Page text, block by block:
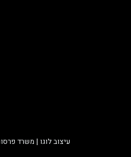
עיצוב לוגו | משרד